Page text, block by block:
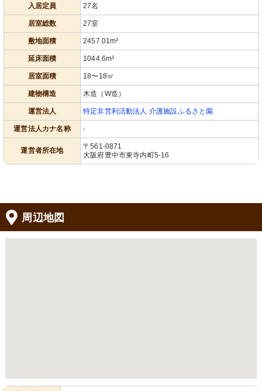
入居定員 27名
居室総数 27室
敷地面積 2457.01m²
延床面積 1044.6m²
居室面積 18〜18㎡
建物構造 木造（W造）
運営法人 特定非営利活動法人 介護施設ふるさと園
運営法人カナ名称 -
運営者所在地
〒561-0871
大阪府豊中市東寺内町5-16
周辺地図